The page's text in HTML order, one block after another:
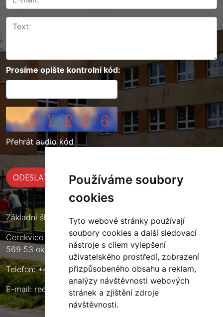
Používáme soubory
cookies
Tyto webové stránky používají
soubory cookies a další sledovací
nástroje s cílem vylepšení
uživatelského prostředí, zobrazení
přizpůsobeného obsahu a reklam,
analýzy návštěvnosti webových
stránek a zjištění zdroje
návštěvnosti.
Prosíme opište kontrolní kód:
Přehrát audio kód
Základní škola Cerekvice nad Loučnou
Cerekvice nad Loučnou 135
569 53 okres Svitavy
Telefon: +420 461 633 140
E-mail:reditel@zscerekvice.cz